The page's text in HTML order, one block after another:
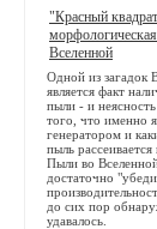
"Красный
морфологическая
Вселенной
Одной из загадок
является факт
пыли - и
того, что именно
генератором и
пыль рассеивается
Пыли во
достаточно
до сих пор
удавалось.